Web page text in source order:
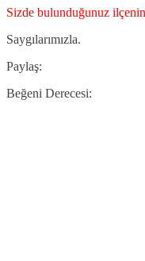
Sizde bulunduğunuz
Saygılarımızla.
Paylaş:
Beğeni Derecesi: